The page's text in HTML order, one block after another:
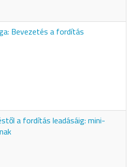
Bevezetés a fordítás
a fordítás leadásáig: mini-